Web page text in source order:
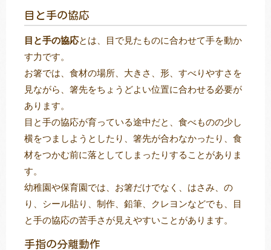
目と手の協応
目と手の協応とは、目で見たものに合わせて手を動か
す力です。
お箸では、食材の場所、大きさ、形、すべりやすさを
見ながら、箸先をちょうどよい位置に合わせる必要が
あります。
目と手の協応が育っている途中だと、食べものの少し
横をつましようとしたり、箸先が合わなかったり、食
材をつかむ前に落としてしまったりすることがありま
す。
幼稚園や保育園では、お箸だけでなく、はさみ、の
り、シール貼り、制作、鉛筆、クレヨンなどでも、目
と手の協応の苦手さが見えやすいことがあります。
手指の分離動作